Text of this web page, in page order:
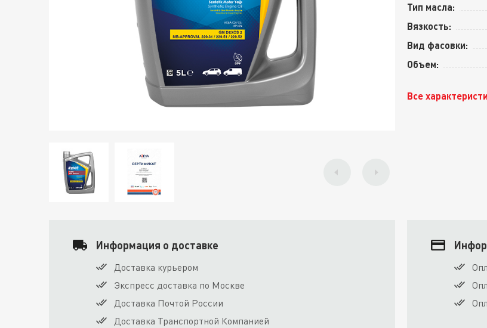
Тип масла:
Вязкость:
Вид фасовки:
Объем:
Все
Информация о доставке
Доставка курьером
Экспресс доставка по Москве
Доставка Почтой России
Доставка Транспортной Компанией